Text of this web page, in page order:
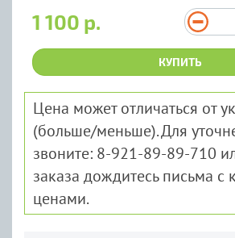
1 100 р.
КУПИТЬ
Цена может отличаться от
(больше/меньше). Для
звоните: 8-921-89-89-710
заказа дождитесь письма с
ценами.